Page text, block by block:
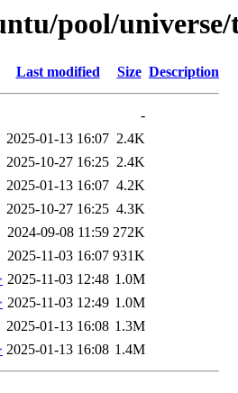
pool/
Last modified Size Description
-
2025-01-13 16:07 2.4K
2025-10-27 16:25 2.4K
2025-01-13 16:07 4.2K
2025-10-27 16:25 4.3K
2024-09-08 11:59 272K
2025-11-03 16:07 931K
2025-11-03 12:48 1.0M
2025-11-03 12:49 1.0M
2025-01-13 16:08 1.3M
2025-01-13 16:08 1.4M